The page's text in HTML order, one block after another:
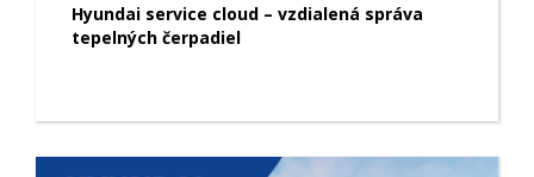
Hyundai service cloud – vzdialená správa
tepelných čerpadiel